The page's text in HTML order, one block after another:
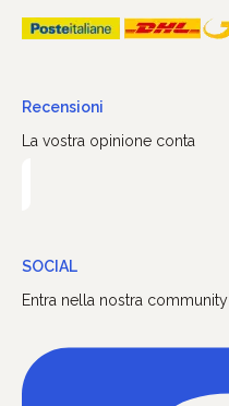
Recensioni
La vostra opinione conta
SOCIAL
Entra nella nostra community